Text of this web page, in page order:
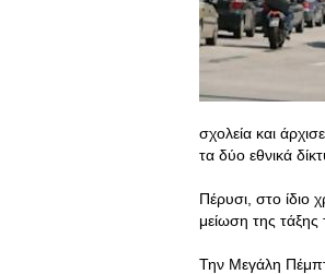
σχολεία και
τα δύο εθνικά
Πέρυσι, στο ίδιο
μείωση της τάξης
Την Μεγάλη